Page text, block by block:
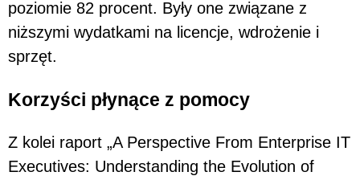
poziomie 82 procent. Były one związane z
niższymi wydatkami na licencje, wdrożenie i
sprzęt.
Korzyści płynące z pomocy
Z kolei raport „A Perspective From Enterprise IT
Executives: Understanding the Evolution of